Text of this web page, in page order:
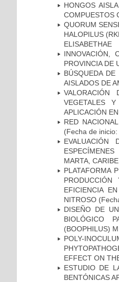
HONGOS
COMPUESTOS
QUORUM
HALOPILUS
ELISABETHAE
INNOVACIÓN,
PROVINCIA DE
BÚSQUEDA
AISLADOS DE
VALORACIÓN
VEGETALES
APLICACIÓN
RED
(Fecha de
EVALUACIÓN
MARTA,
PLATAFORMA
EFICIENCIA
NITROSO
DISEÑO DE
BIOLÓGICO
(BOOPHILUS)
POLY-
EFFECT ON
ESTUDIO DE
BENTÓNICAS